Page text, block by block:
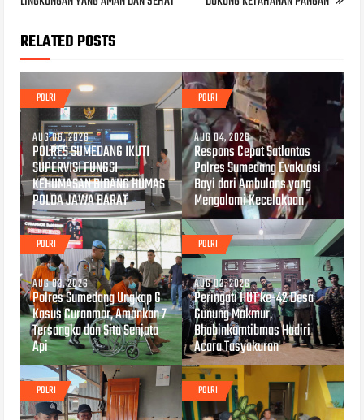
RELATED POSTS
POLRI
AUG 06, 2026
POLRES SUMEDANG IKUTI
SUPERVISI FUNGSI
KEHUMASAN BIDANG HUMAS
POLDA JAWA BARAT
POLRI
AUG 04, 2026
Respons Cepat Satlantas
Polres Sumedang Evakuasi
Bayi dari Ambulans yang
Mengalami Kecelakaan
POLRI
AUG 03, 2026
Polres Sumedang Ungkap 6
Kasus Curanmor, Amankan 7
Tersangka dan Sita Senjata
Api
POLRI
AUG 03, 2026
Peringati HUT ke-42 Desa
Gunung Makmur,
Bhabinkamtibmas Hadiri
Acara Tasyakuran
POLRI POLRI